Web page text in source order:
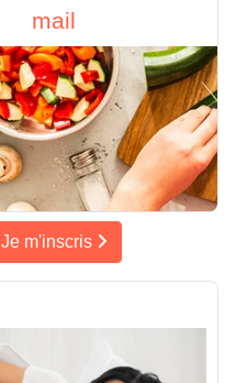
mail
Je m'inscris